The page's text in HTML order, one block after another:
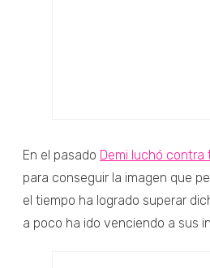
En el pasado Demi luchó
para conseguir la imagen que
el tiempo ha logrado superar
a poco ha ido venciendo a sus